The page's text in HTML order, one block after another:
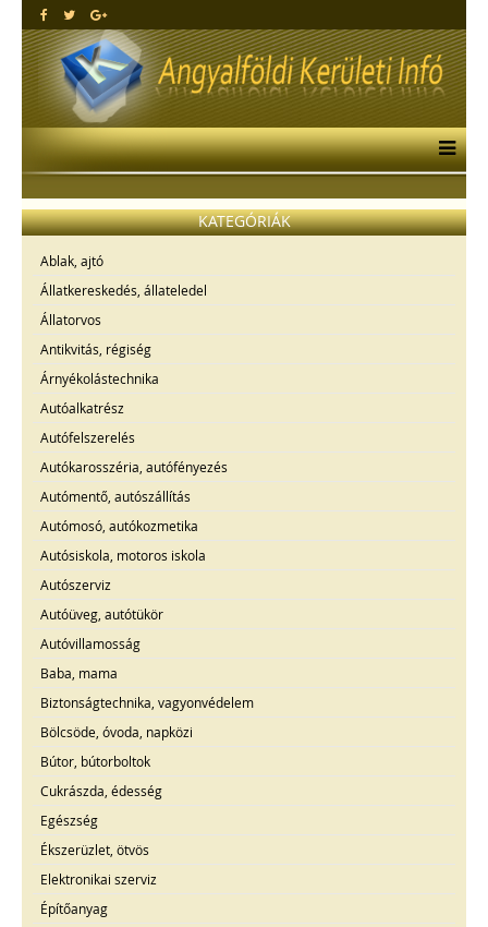
KATEGÓRIÁK
Ablak, ajtó
Állatkereskedés, állateledel
Állatorvos
Antikvitás, régiség
Árnyékolástechnika
Autóalkatrész
Autófelszerelés
Autókarosszéria, autófényezés
Autómentő, autószállítás
Autómosó, autókozmetika
Autósiskola, motoros iskola
Autószerviz
Autóüveg, autótükör
Autóvillamosság
Baba, mama
Biztonságtechnika, vagyonvédelem
Bölcsöde, óvoda, napközi
Bútor, bútorboltok
Cukrászda, édesség
Egészség
Ékszerüzlet, ötvös
Elektronikai szerviz
Építőanyag